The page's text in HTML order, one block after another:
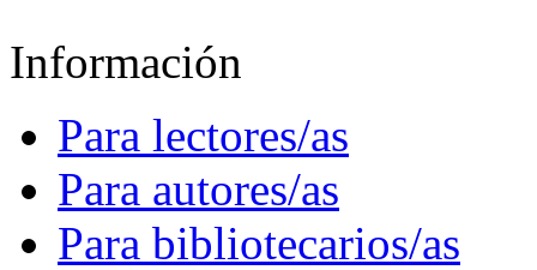
Información
Para lectores/as
Para autores/as
Para bibliotecarios/as